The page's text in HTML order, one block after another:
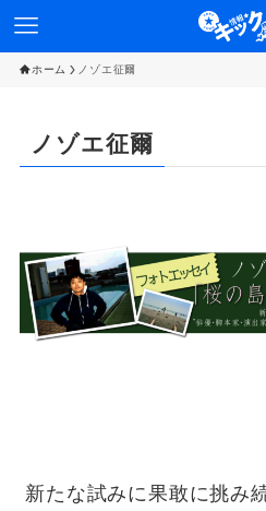
ホーム ノゾエ征爾
ノゾエ征爾
新たな試みに果敢に挑み